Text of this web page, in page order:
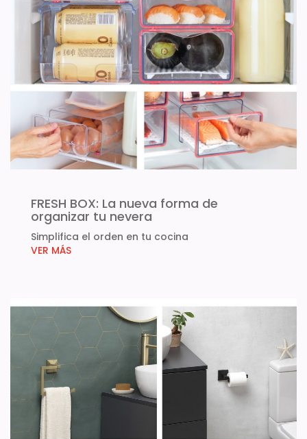
FRESH BOX: La nueva forma de
organizar tu nevera
Simplifica el orden en tu cocina
VER MÁS